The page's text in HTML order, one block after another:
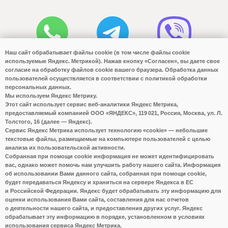
Наш сайт обрабатывает файлы cookie (в том числе файлы cookie
используемые Яндекс. Метрикой). Нажав кнопку «Согласен», вы даете свое
согласие на обработку файлов cookie вашего браузера. Обработка данных
пользователей осуществляется в соответствии с политикой обработки
персональных данных.
Мы используем Яндекс Метрику.
Этот сайт использует сервис веб-аналитики Яндекс Метрика,
предоставляемый компанией ООО «ЯНДЕКС», 119 021, Россия, Москва, ул. Л.
Толстого, 16 (далее — Яндекс).
Сервис Яндекс Метрика использует технологию «cookie» — небольшие
текстовые файлы, размещаемые на компьютере пользователей с целью
анализа их пользовательской активности.
Собранная при помощи cookie информация не может идентифицировать
вас, однако может помочь нам улучшить работу нашего сайта. Информация
об использовании Вами данного сайта, собранная при помощи cookie,
будет передаваться Яндексу и храниться на сервере Яндекса в ЕС
и Российской Федерации. Яндекс будет обрабатывать эту информацию для
оценки использования Вами сайта, составления для нас отчетов
о деятельности нашего сайта, и предоставления других услуг. Яндекс
обрабатывает эту информацию в порядке, установленном в условиях
использования сервиса Яндекс Метрика.